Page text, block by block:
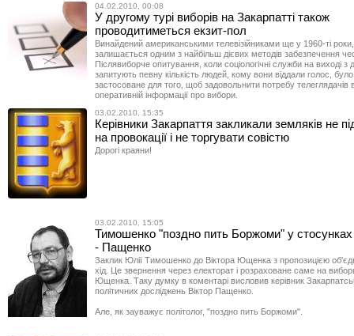
04.02.2010, 00:08
У другому турі виборів на Закарпатті також
проводитиметься екзит-пол
Винайдений американськими телевізійниками ще у 1960-ті
залишається одним з найбільш дієвих методів забезпечення
Післявиборче опитування, коли соціологічні служби на виході з
запитують певну кількість людей, кому вони віддали голос,
застосоване для того, щоб задовольнити потребу
оперативній інформації про вибори.
03.02.2010, 15:35
Керівники Закарпаття закликали земляків не
на провокації і не торгувати совістю
Дорогі краяни!
03.02.2010, 15:05
Тимошенко "поздно пить Боржоми" у
- Пащенко
Заклик Юлії Тимошенко до Віктора Ющенка з пропозицією
хід. Це звернення через електорат і розраховане саме на
Ющенка. Таку думку в коментарі висловив керівник
політичних досліджень Віктор Пащенко.
Але, як зауважує політолог, "поздно пить Боржоми".